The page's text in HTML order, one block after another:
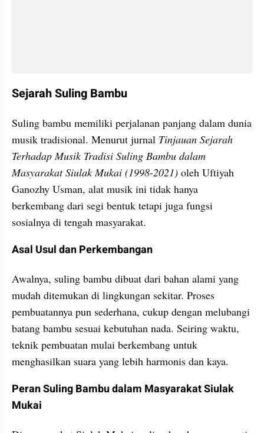
Sejarah Suling Bambu
Suling bambu memiliki perjalanan panjang dalam dunia
musik tradisional. Menurut jurnal Tinjauan Sejarah
Terhadap Musik Tradisi Suling Bambu dalam
Masyarakat Siulak Mukai (1998-2021) oleh Uftiyah
Ganozhy Usman, alat musik ini tidak hanya
berkembang dari segi bentuk tetapi juga fungsi
sosialnya di tengah masyarakat.
Asal Usul dan Perkembangan
Awalnya, suling bambu dibuat dari bahan alami yang
mudah ditemukan di lingkungan sekitar. Proses
pembuatannya pun sederhana, cukup dengan melubangi
batang bambu sesuai kebutuhan nada. Seiring waktu,
teknik pembuatan mulai berkembang untuk
menghasilkan suara yang lebih harmonis dan kaya.
Peran Suling Bambu dalam Masyarakat Siulak
Mukai